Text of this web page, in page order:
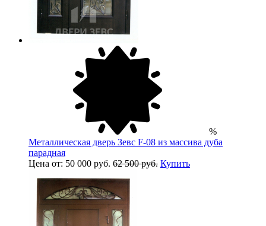
%
Металлическая дверь Зевс F-08 из массива дуба
парадная
Цена от: 50 000 руб. 62 500 руб. Купить